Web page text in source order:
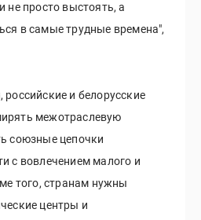
не просто выстоять, а
в самые трудные времена",
и белорусские
межотраслевую
союзные цепочки
с вовлечением малого и
того, странам нужны
центры и